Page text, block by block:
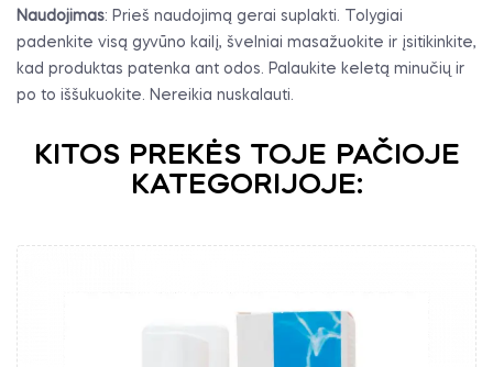
Naudojimas: Prieš naudojimą gerai suplakti. Tolygiai
padenkite visą gyvūno kailį, švelniai masažuokite ir įsitikinkite,
kad produktas patenka ant odos. Palaukite keletą minučių ir
po to iššukuokite. Nereikia nuskalauti.
KITOS PREKĖS TOJE PAČIOJE
KATEGORIJOJE: